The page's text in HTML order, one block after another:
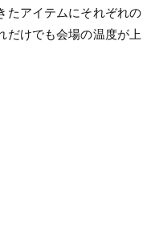
たアイテムにそれぞれの
だけでも会場の温度が上